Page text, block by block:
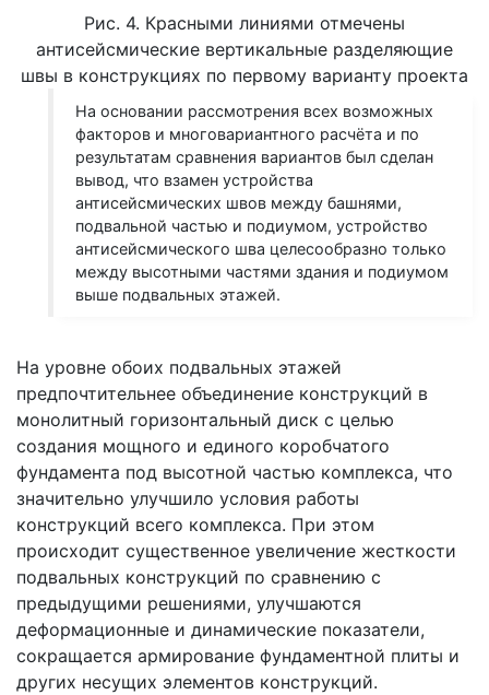
Рис. 4. Красными линиями отмечены
антисейсмические вертикальные разделяющие
швы в конструкциях по первому варианту проекта
На основании рассмотрения всех возможных
факторов и многовариантного расчёта и по
результатам сравнения вариантов был сделан
вывод, что взамен устройства
антисейсмических швов между башнями,
подвальной частью и подиумом, устройство
антисейсмического шва целесообразно только
между высотными частями здания и подиумом
выше подвальных этажей.
На уровне обоих подвальных этажей
предпочтительнее объединение конструкций в
монолитный горизонтальный диск с целью
создания мощного и единого коробчатого
фундамента под высотной частью комплекса, что
значительно улучшило условия работы
конструкций всего комплекса. При этом
происходит существенное увеличение жесткости
подвальных конструкций по сравнению с
предыдущими решениями, улучшаются
деформационные и динамические показатели,
сокращается армирование фундаментной плиты и
других несущих элементов конструкций.